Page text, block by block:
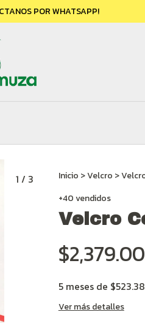
POR WHATSAPP!
1 / 3 Inicio >Velcro >
+40 vendidos
Velcro
$2,379.00
5 meses de $523.38
Ver más detalles